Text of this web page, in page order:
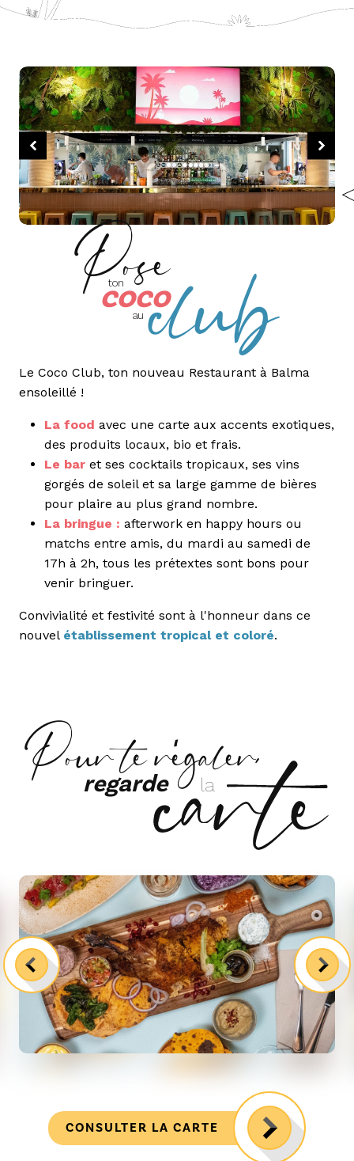
Pose
ton
coco
au club
Le Coco Club, ton nouveau Restaurant à Balma
ensoleillé !
La food avec une carte aux accents exotiques,
des produits locaux, bio et frais.
Le bar et ses cocktails tropicaux, ses vins
gorgés de soleil et sa large gamme de bières
pour plaire au plus grand nombre.
La bringue : afterwork en happy hours ou
matchs entre amis, du mardi au samedi de
17h à 2h, tous les prétextes sont bons pour
venir bringuer.
Convivialité et festivité sont à l'honneur dans ce
nouvel établissement tropical et coloré.
Pour te régaler,
regarde la
carte
CONSULTER LA CARTE